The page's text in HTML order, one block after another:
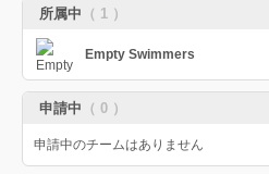
所属中 （ 1 ）
Empty Swimmers
申請中 （ 0 ）
申請中のチームはありません